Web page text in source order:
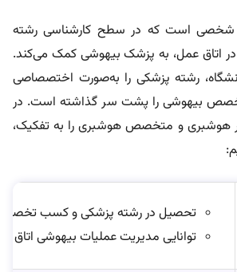
است که در سطح کارشناسی رشته
اتاق عمل، به پزشک بیهوشی کمک می‌کند.
رشته پزشکی را به‌صورت اختصصاصی
بیهوشی را پشت سر گذاشته است. در
هوشبری و متخصص هوشبری را به تفکیک،
تحصیل در رشته پزشکی و کسب تخصص
توانایی مدیریت عملیات بیهوشی اتاق